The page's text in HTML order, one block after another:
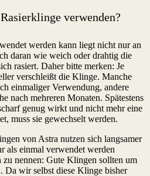
verwenden?
werden kann liegt nicht nur an
daran wie weich oder drahtig die
rasiert. Daher bitte merken: Je
verschleißt die Klinge. Manche
einmaliger Verwendung, andere
nach mehreren Monaten. Spätestens
genug wirkt und nicht mehr eine
muss sie gewechselt werden.
von Astra nutzen sich langsamer
als einmal verwendet werden
nennen: Gute Klingen sollten um
Da wir selbst diese Klinge bisher